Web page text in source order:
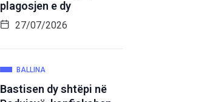
plagosjen e dy
27/07/2026
BALLINA
Bastisen dy shtëpi në